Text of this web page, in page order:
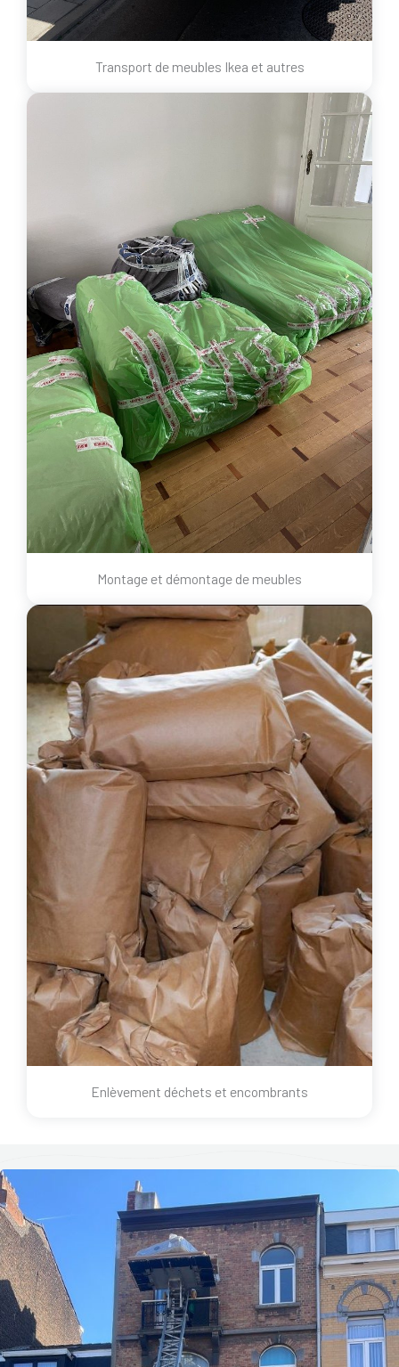
Transport de meubles Ikea et autres
Montage et démontage de meubles
Enlèvement déchets et encombrants